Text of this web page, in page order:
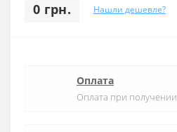
0 грн. Нашли дешевле?
Оплата
Оплата при получении